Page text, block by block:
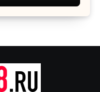
будущего